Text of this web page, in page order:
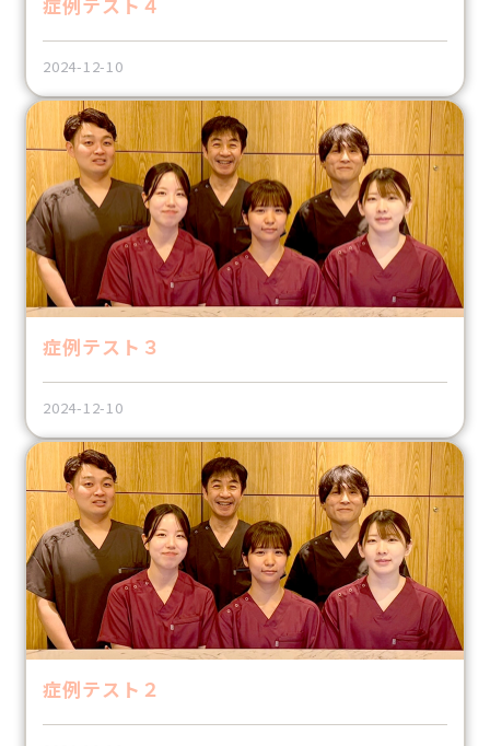
訪問歯科
医療費控除プライバシーポリシーアクセシビリティ方針
2024-12-10
症例テスト３
2024-12-10
症例テスト２